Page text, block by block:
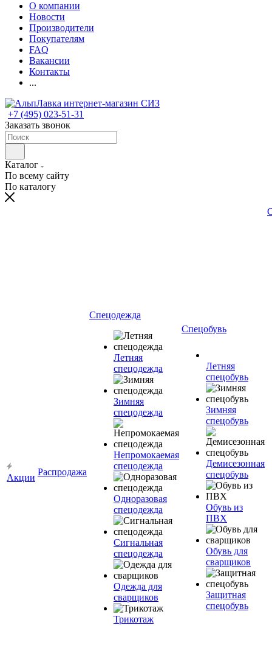
О компании
Новости
Производители
Покупателям
FAQ
Вакансии
Контакты
...
+7 (495) 023-51-31
Заказать звонок
Каталог
По всему сайту
По каталогу
Акции
Распродажа
Спецодежда
Летняя
спецодежда
Зимняя
спецодежда
Непромокаемая
спецодежда
Одноразовая
спецодежда
Сигнальная
спецодежда
Одежда для
сварщиков
Трикотаж
Спецобувь
Летняя
спецобувь
Зимняя
спецобувь
Демисезонная
спецобувь
Обувь из
ПВХ
Обувь для
сварщиков
Защитная
спецобувь